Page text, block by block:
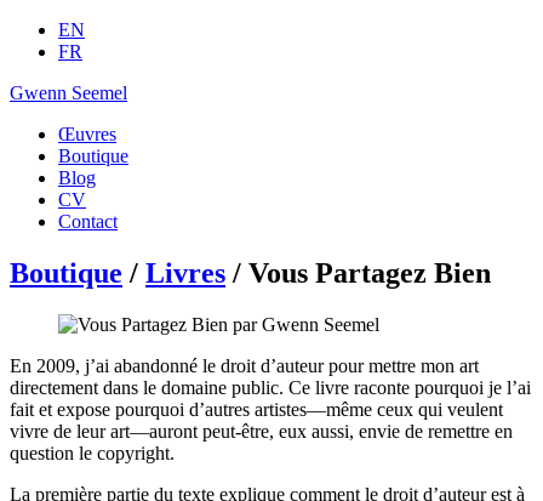
EN
FR
Gwenn Seemel
Œuvres
Boutique
Blog
CV
Contact
Boutique / Livres / Vous Partagez Bien
En 2009, j’ai abandonné le droit d’auteur pour mettre mon art
directement dans le domaine public. Ce livre raconte pourquoi je l’ai
fait et expose pourquoi d’autres artistes—même ceux qui veulent
vivre de leur art—auront peut-être, eux aussi, envie de remettre en
question le copyright.
La première partie du texte explique comment le droit d’auteur est à